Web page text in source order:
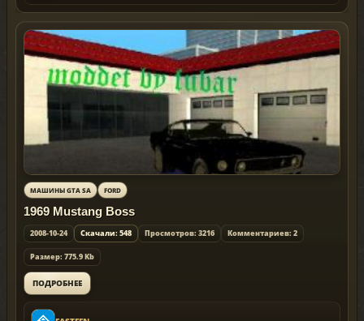
МАШИНЫ GTA SA FORD
1969 Mustang Boss
2008-10-24 Скачали: 548 Просмотров: 3216 Комментариев: 2
Размер: 775.9 Kb
ПОДРОБНЕЕ